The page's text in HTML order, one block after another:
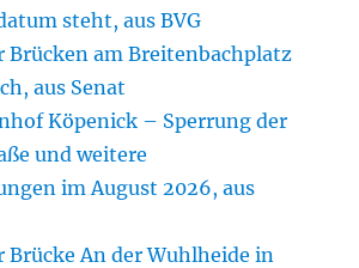
steht, aus BVG
Brücken am Breitenbachplatz
aus Senat
Köpenick – Sperrung der
und weitere
im August 2026, aus
Brücke An der Wuhlheide in